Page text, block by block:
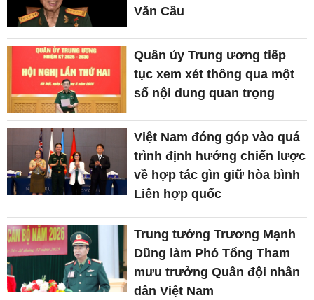
Văn Cầu
Quân ủy Trung ương tiếp
tục xem xét thông qua một
số nội dung quan trọng
Việt Nam đóng góp vào quá
trình định hướng chiến lược
về hợp tác gìn giữ hòa bình
Liên hợp quốc
Trung tướng Trương Mạnh
Dũng làm Phó Tổng Tham
mưu trưởng Quân đội nhân
dân Việt Nam